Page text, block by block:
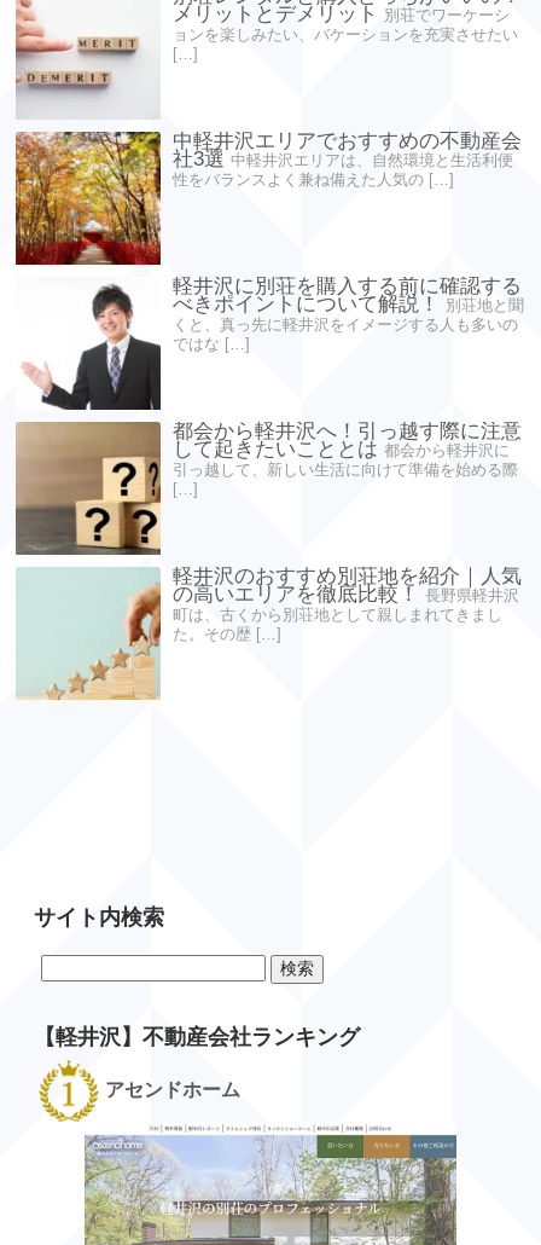
メリットとデメリット
別荘でワーケーシ
ョンを楽しみたい、バケーションを充実させたい
[…]
中軽井沢エリアでおすすめの不動産会
社3選 中軽井沢エリアは、自然環境と生活利便
性をバランスよく兼ね備えた人気の […]
軽井沢に別荘を購入する前に確認する
べきポイントについて解説！
別荘地と聞
くと、真っ先に軽井沢をイメージする人も多いの
ではな […]
都会から軽井沢へ！引っ越す際に注意
して起きたいこととは 都会から軽井沢に
引っ越して、新しい生活に向けて準備を始める際
[…]
軽井沢のおすすめ別荘地を紹介｜人気
の高いエリアを徹底比較！
長野県軽井沢
町は、古くから別荘地として親しまれてきまし
た。その歴 […]
サイト内検索
【軽井沢】不動産会社ランキング
アセンドホーム